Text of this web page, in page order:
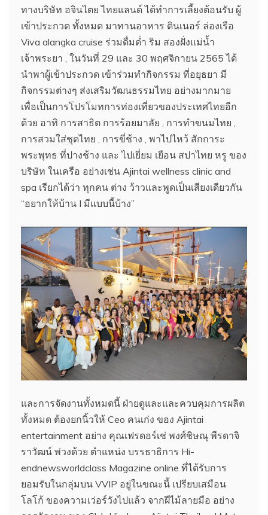
ทางบริษัท อจินไตย ไทยแลนด์ ได้ทำการเลี้ยงต้อนรับ ผู้
เข้าประกวด ทั้งหมด มาทานอาหาร ดินเนอร์ ล่องเรือ
Viva alangka cruise ร่วมดื่มด่ำ ริม สองฝั่งแม่น้ำ
เจ้าพระยา , ในวันที่ 29 และ 30 พฤศจิกายน 2565 ได้
นำพาผู้เข้าประกวด เข้าร่วมทำกิจกรรม ที่อยุธยา มี
กิจกรรมต่างๆ ส่งเสริมวัฒนธรรมไทย อย่างมากมาย
เพื่อเป็นการโปรโมทการท่องเที่ยวของประเทศไทยอีก
ด้วย อาทิ การสาธิต การร้อยมาลัย , การทำขนมไทย ,
การสวมใส่ชุดไทย , การขี่ช้าง , พาไปไหว้ สักการะ
พระพุทธ ที่ปางช้าง และ ไปเยี่ยม เยือน สปาไทย หรู ของ
บริษัท ในเครือ อย่างเช่น Ajintai wellness clinic and
spa เรียกได้ว่า ทุกคน ต่าง ว้าวและพูดเป็นเสียงเดียวกัน
“อยากให้บ้าน I มีแบบนี้บ้าง”
และการจัดงานทั้งหมดนี้ ฝ่ายดูและและควบคุมการผลิต
ทั้งหมด ต้องยกนิ้วให้ Ceo คนเก่ง ของ Ajintai
entertainment อย่าง คุณเฟรดอร์เช่ พงศ์ชิษณุ พีรดาจิ
ราวัฒน์ พ่วงด้วย ตำแหน่ง บรรธาธิการ Hi-
endnewsworldclass Magazine online ที่ได้รับการ
ยอมรับในกลุ่มบน VVIP อยู่ในขณะนี้ เปรียบเสมือน
โลโก้ ของความเว่อร์วังไปแล้ว จากฝีไม้ลายมือ อย่าง